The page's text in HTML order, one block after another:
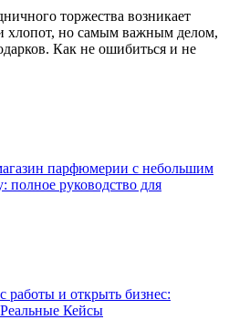
торжества возникает
хлопот, но самым важным делом,
Как не ошибиться и не
парфюмерии с небольшим
полное руководство для
работы и открыть бизнес:
Кейсы